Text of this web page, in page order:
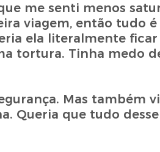
me senti menos
viagem, então tudo
ela literalmente
tortura. Tinha medo
Mas também
Queria que tudo